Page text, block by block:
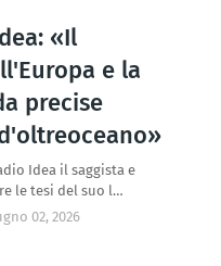
«Il
e la
precise
Idea il saggista e
le tesi del suo l…
02, 2026